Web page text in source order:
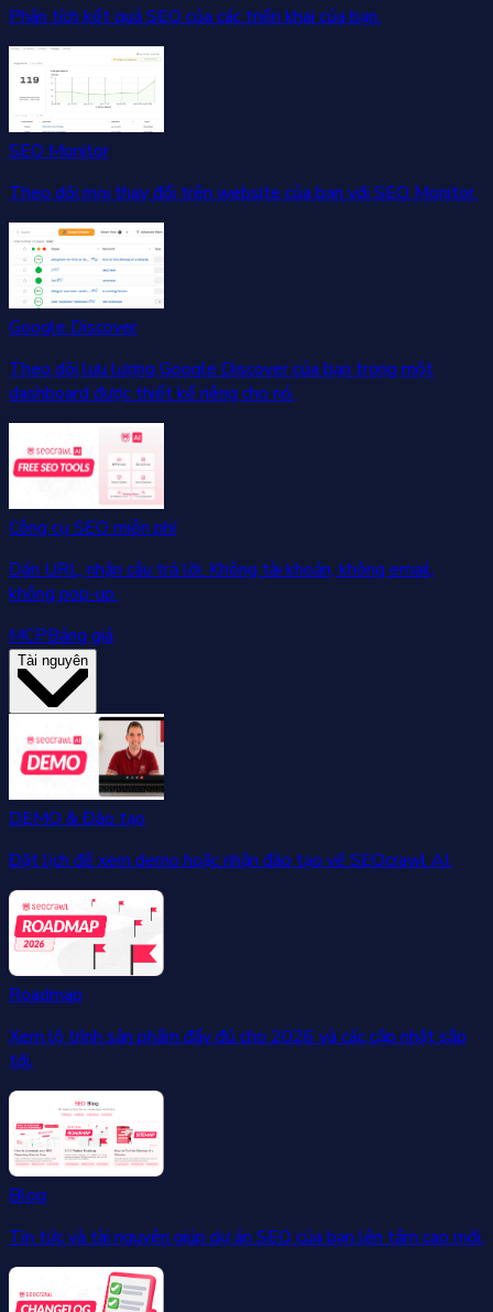
Phân tích kết quả SEO của các triển khai của bạn.
SEO Monitor
Theo dõi mọi thay đổi trên website của bạn với SEO Monitor.
Google Discover
Theo dõi lưu lượng Google Discover của bạn trong một
dashboard được thiết kế riêng cho nó.
Công cụ SEO miễn phí
Dán URL, nhận câu trả lời. Không tài khoản, không email,
không pop-up.
MCPBảng giá
Tài nguyên
DEMO & Đào tạo
Đặt lịch để xem demo hoặc nhận đào tạo về SEOcrawl AI.
Roadmap
Xem lộ trình sản phẩm đầy đủ cho 2026 và các cập nhật sắp
tới.
Blog
Tin tức và tài nguyên giúp dự án SEO của bạn lên tầm cao mới.